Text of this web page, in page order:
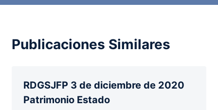
Publicaciones Similares
RDGSJFP 3 de diciembre de 2020
Patrimonio Estado